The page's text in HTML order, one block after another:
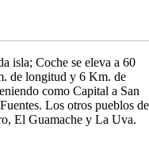
isla; Coche se eleva a 60
de longitud y 6 Km. de
como Capital a San
Los otros pueblos de
El Guamache y La Uva.